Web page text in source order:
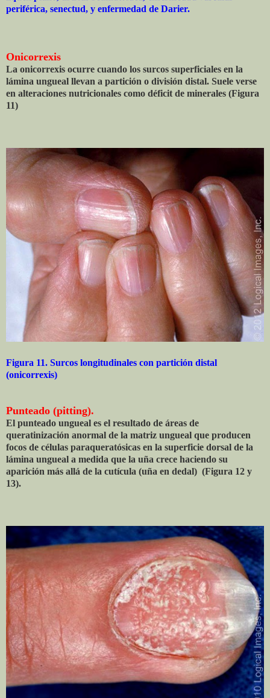
periférica, senectud, y enfermedad de Darier.
Onicorrexis
La onicorrexis ocurre cuando los surcos superficiales en la
lámina ungueal llevan a partición o división distal. Suele verse
en alteraciones nutricionales como déficit de minerales (Figura
11)
Figura 11. Surcos longitudinales con partición distal
(onicorrexis)
Punteado (pitting).
El punteado ungueal es el resultado de áreas de
queratinización anormal de la matriz ungueal que producen
focos de células paraqueratósicas en la superficie dorsal de la
lámina ungueal a medida que la uña crece haciendo su
aparición más allá de la cutícula (uña en dedal) (Figura 12 y
13).